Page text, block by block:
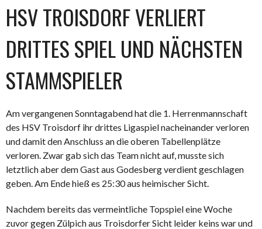
HSV TROISDORF VERLIERT
DRITTES SPIEL UND NÄCHSTEN
STAMMSPIELER
Am vergangenen Sonntagabend hat die 1. Herrenmannschaft
des HSV Troisdorf ihr drittes Ligaspiel nacheinander verloren
und damit den Anschluss an die oberen Tabellenplätze
verloren. Zwar gab sich das Team nicht auf, musste sich
letztlich aber dem Gast aus Godesberg verdient geschlagen
geben. Am Ende hieß es 25:30 aus heimischer Sicht.
Nachdem bereits das vermeintliche Topspiel eine Woche
zuvor gegen Zülpich aus Troisdorfer Sicht leider keins war und